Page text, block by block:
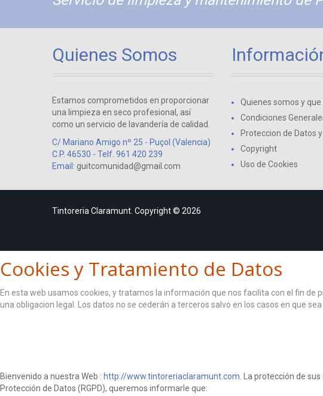
Quienes Somos
Estamos comprometidos en proporcionar
una limpieza en seco profesional, así
como un servicio de lavandería de calidad.
C/ Mariano Amigo nº 25 - Puçol (Valencia)
C.P. 46530 - Telf. 961 420 239
Email: guitcomunidad@gmail.com
Quienes somos y
Condiciones
Proteccion de Datos
Copyright
Uso de Cookies
Tintoreria Claramunt. Copyright © 2026
Cookies y Tratamiento de Datos
En esta web usamos cookies, y tratamos la información que nos facilita con el fin
una obligacion legal. Los datos no se cederán a terceros salvo en los casos en que
Bienvenido a nuestra Web : http://www.tintoreriaclaramunt.com . La protección de
Protección de Datos (RGPD), queremos informarle que: